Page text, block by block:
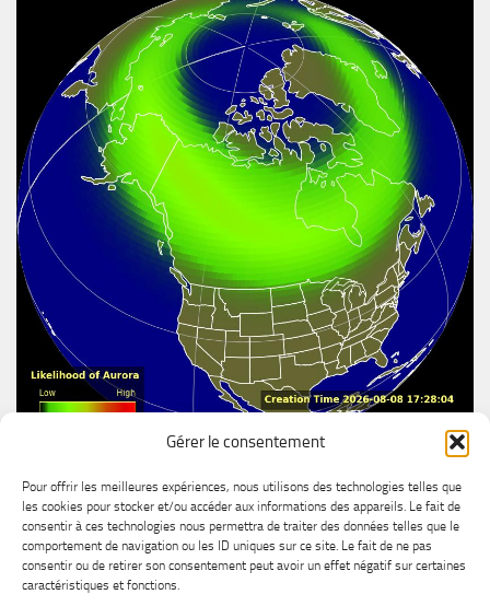
Gérer le consentement
Pour offrir les meilleures expériences, nous utilisons des technologies telles que
les cookies pour stocker et/ou accéder aux informations des appareils. Le fait de
consentir à ces technologies nous permettra de traiter des données telles que le
comportement de navigation ou les ID uniques sur ce site. Le fait de ne pas
consentir ou de retirer son consentement peut avoir un effet négatif sur certaines
caractéristiques et fonctions.